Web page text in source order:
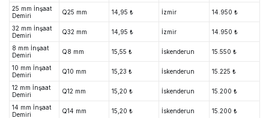
25 mm İnşaat
Demiri
Q25 mm 14,95 ₺ İzmir 14.950 ₺
32 mm İnşaat
Demiri
Q32 mm 14,95 ₺ İzmir 14.950 ₺
8 mm İnşaat
Demiri
Q8 mm 15,55 ₺ İskenderun 15.550 ₺
10 mm İnşaat
Demiri
Q10 mm 15,23 ₺ İskenderun 15.225 ₺
12 mm İnşaat
Demiri
Q12 mm 15,20 ₺ İskenderun 15.200 ₺
14 mm İnşaat
Demiri
Q14 mm 15,20 ₺ İskenderun 15.200 ₺